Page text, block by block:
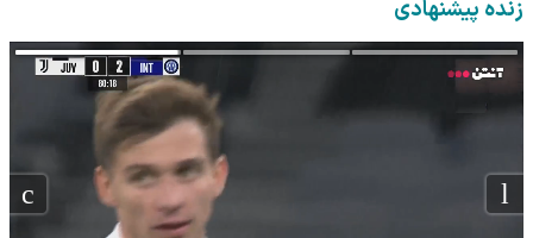
زنده پیشنهادی